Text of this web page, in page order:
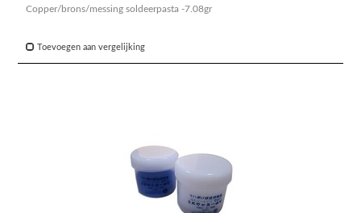
Copper/brons/messing soldeerpasta -7.08gr
Toevoegen aan vergelijking